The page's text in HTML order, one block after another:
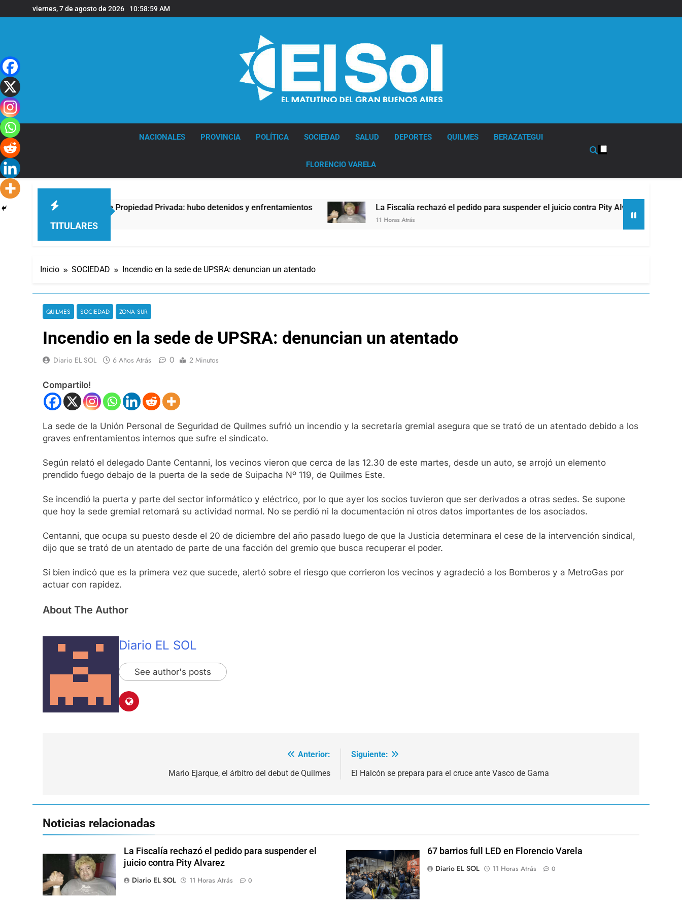
al
viernes, 7 de agosto de 2026 10:58:59 AM
NACIONALES PROVINCIA POLÍTICA SOCIEDAD SALUD DEPORTES QUILMES BERAZATEGUI
FLORENCIO VARELA
TITULARES
contra la Ley de Propiedad Privada: hubo detenidos y enfrentamientos La Fiscalía rechazó el pedido para suspender el juicio contra Pity Alvarez
11 Horas Atrás
Inicio SOCIEDAD Incendio en la sede de UPSRA: denuncian un atentado
QUILMES SOCIEDAD ZONA SUR
Incendio en la sede de UPSRA: denuncian un atentado
Diario EL SOL 6 Años Atrás 0 2 Minutos
Compartilo!
La sede de la Unión Personal de Seguridad de Quilmes sufrió un incendio y la secretaría gremial asegura que se trató de un atentado debido a los
graves enfrentamientos internos que sufre el sindicato.
Según relató el delegado Dante Centanni, los vecinos vieron que cerca de las 12.30 de este martes, desde un auto, se arrojó un elemento
prendido fuego debajo de la puerta de la sede de Suipacha Nº 119, de Quilmes Este.
Se incendió la puerta y parte del sector informático y eléctrico, por lo que ayer los socios tuvieron que ser derivados a otras sedes. Se supone
que hoy la sede gremial retomará su actividad normal. No se perdió ni la documentación ni otros datos importantes de los asociados.
Centanni, que ocupa su puesto desde el 20 de diciembre del año pasado luego de que la Justicia determinara el cese de la intervención sindical,
dijo que se trató de un atentado de parte de una facción del gremio que busca recuperar el poder.
Si bien indicó que es la primera vez que sucede, alertó sobre el riesgo que corrieron los vecinos y agradeció a los Bomberos y a MetroGas por
actuar con rapidez.
About The Author
Diario EL SOL
See author's posts
Anterior:
Mario Ejarque, el árbitro del debut de Quilmes
Siguiente:
El Halcón se prepara para el cruce ante Vasco de Gama
Noticias relacionadas
La Fiscalía rechazó el pedido para suspender el
juicio contra Pity Alvarez
Diario EL SOL
11 Horas Atrás 0
67 barrios full LED en Florencio Varela
Diario EL SOL
11 Horas Atrás 0